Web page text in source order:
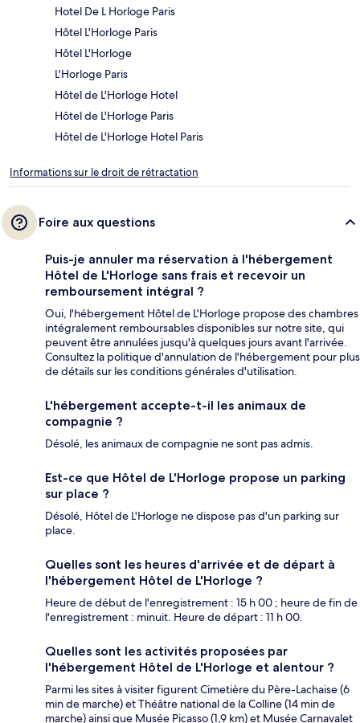
Hotel De L Horloge Paris
Hôtel L'Horloge Paris
Hôtel L'Horloge
L'Horloge Paris
Hôtel de L'Horloge Hotel
Hôtel de L'Horloge Paris
Hôtel de L'Horloge Hotel Paris
Informations sur le droit de rétractation
Foire aux questions
Puis-je annuler ma réservation à l'hébergement
Hôtel de L'Horloge sans frais et recevoir un
remboursement intégral ?
Oui, l'hébergement Hôtel de L'Horloge propose des chambres
intégralement remboursables disponibles sur notre site, qui
peuvent être annulées jusqu'à quelques jours avant l'arrivée.
Consultez la politique d'annulation de l'hébergement pour plus
de détails sur les conditions générales d'utilisation.
L'hébergement accepte-t-il les animaux de
compagnie ?
Désolé, les animaux de compagnie ne sont pas admis.
Est-ce que Hôtel de L'Horloge propose un parking
sur place ?
Désolé, Hôtel de L'Horloge ne dispose pas d'un parking sur
place.
Quelles sont les heures d'arrivée et de départ à
l'hébergement Hôtel de L'Horloge ?
Heure de début de l'enregistrement : 15 h 00 ; heure de fin de
l'enregistrement : minuit. Heure de départ : 11 h 00.
Quelles sont les activités proposées par
l'hébergement Hôtel de L'Horloge et alentour ?
Parmi les sites à visiter figurent Cimetière du Père-Lachaise (6
min de marche) et Théâtre national de la Colline (14 min de
marche) ainsi que Musée Picasso (1,9 km) et Musée Carnavalet